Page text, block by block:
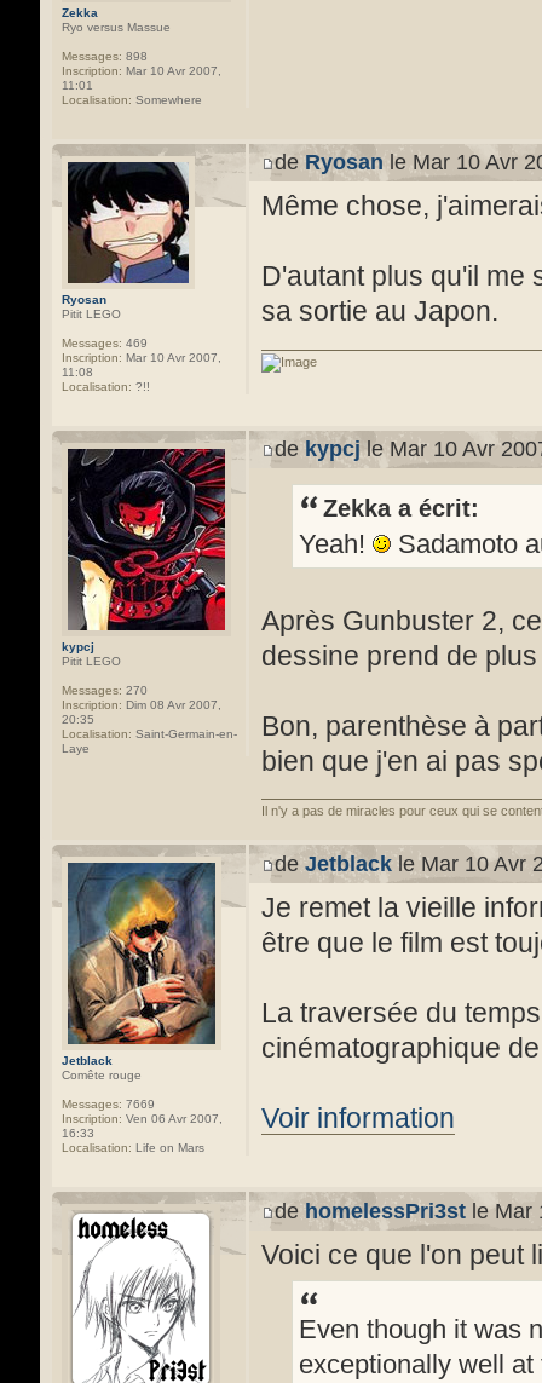
Zekka
Ryo versus Massue
Messages: 898
Inscription: Mar 10 Avr 2007,
11:01
Localisation: Somewhere
Ryosan
Pitit LEGO
Messages: 469
Inscription: Mar 10 Avr 2007,
11:08
Localisation: ?!!
de Ryosan le Mar 10 Avr
Même chose,
D'autant plus qu'il me
sa sortie au Japon.
kypcj
Pitit LEGO
Messages: 270
Inscription: Dim 08 Avr 2007,
20:35
Localisation: Saint-Germain-en-
Laye
de kypcjle Mar 10 Avr
Zekka a écrit:
Yeah! Sadamoto
Après Gunbuster 2,
dessine prend de
Bon, parenthèse à
bien que j'en ai pas
Il n'y a pas de miracles pour ceux qui se
Jetblack
Comête rouge
Messages: 7669
Inscription: Ven 06 Avr 2007,
16:33
Localisation: Life on Mars
deJetblack le Mar 10 Avr
Je remet la vieille
être que le film est
La traversée du
cinématographique
Voir information
dehomelessPri3st le Mar
Voici ce que l'on peut
Even though it was
exceptionally well